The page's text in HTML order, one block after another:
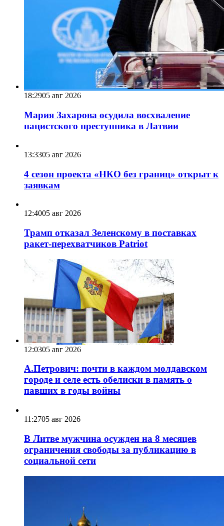
18:2905 авг 2026
Мария Захарова осудила восхваление
нацистского преступника в Латвии
13:3305 авг 2026
4 сезон проекта «НКО без границ» открыт к
заявкам
12:4005 авг 2026
Трамп отказал Зеленскому в поставках
ракет-перехватчиков Patriot
12:0305 авг 2026
А.Петрович: почти в каждом молдавском
городе и селе есть обелиски в память о
павших в годы войны
11:2705 авг 2026
В Литве мужчина осужден на 8 месяцев
ограничения свободы за публикацию в
социальной сети